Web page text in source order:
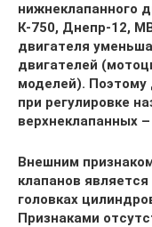
нижнеклапанного
К-750, Днепр-12,
двигателя
двигателей
моделей). Поэтому
при регулировке
верхнеклапанных
Внешним
клапанов
головках
Признаками